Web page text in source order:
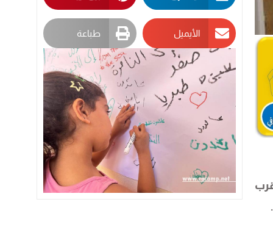
قرب
الأيميل طباعة